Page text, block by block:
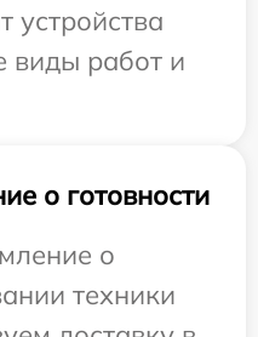
устройства
виды работ и
о готовности
о
техники